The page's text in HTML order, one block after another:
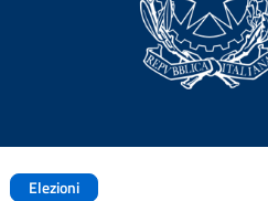
Elezioni